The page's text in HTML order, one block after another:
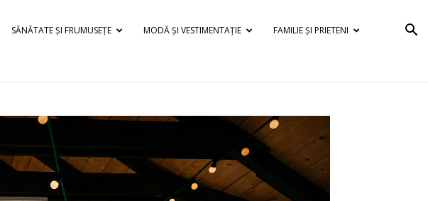
SĂNĂTATE ȘI FRUMUSEȚE MODĂ ȘI VESTIMENTAȚIE FAMILIE ȘI PRIETENI